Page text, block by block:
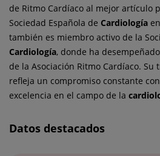
de Ritmo Cardíaco al mejor artículo
Sociedad Española de Cardiología
también es miembro activo de la
Cardiología, donde ha
de la Asociación Ritmo Cardíaco.
refleja un compromiso constante
excelencia en el campo de la
Datos destacados